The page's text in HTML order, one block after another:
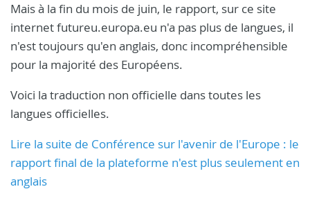
Mais à la fin du mois de juin, le rapport, sur ce site
internet futureu.europa.eu n'a pas plus de langues, il
n'est toujours qu'en anglais, donc incompréhensible
pour la majorité des Européens.
Voici la traduction non officielle dans toutes les
langues officielles.
Lire la suite de Conférence sur l'avenir de l'Europe : le
rapport final de la plateforme n'est plus seulement en
anglais